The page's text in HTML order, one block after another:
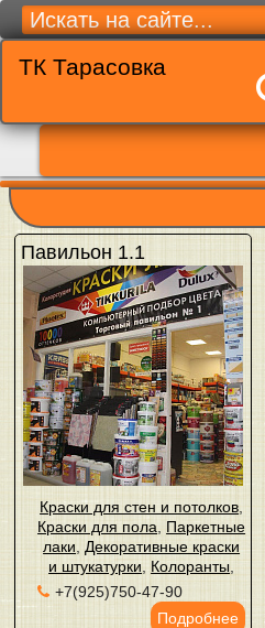
ТК Тарасовка
Павильон 1.1
Краски для стен и потолков
Краски для пола
Паркетные
лаки
Декоративные краски
и штукатурки
Колоранты
+7(925)750-47-90
Подробнее